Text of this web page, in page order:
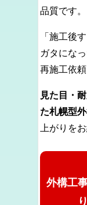
品質です。
「施工後
ガタにな
再施工依頼
見た目・
た札幌型
上がりを
外構工